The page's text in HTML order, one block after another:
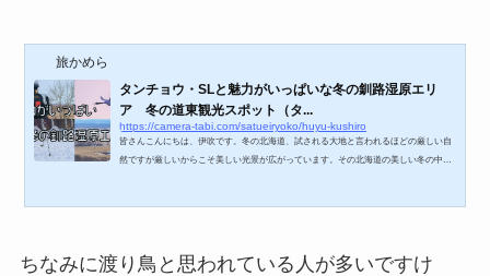
旅かめら
タンチョウ・SLと魅力がいっぱいな冬の釧路湿原エリ
ア 冬の道東観光スポット（タ...
https://camera-tabi.com/satueiryoko/huyu-kushiro
皆さんこんにちは、伊吹です。冬の北海道、試される大地と言われるほどの厳しい自
然ですが厳しいからこそ美しい光景が広がっています。その北海道の美しい冬の中で
程タンチョウがいるのでタンチョウを飽きるほ...
ちなみに渡り鳥と思われている人が多いですけ